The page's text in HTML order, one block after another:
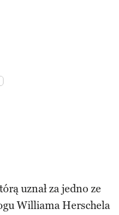
uznał za jedno ze
Williama Herschela